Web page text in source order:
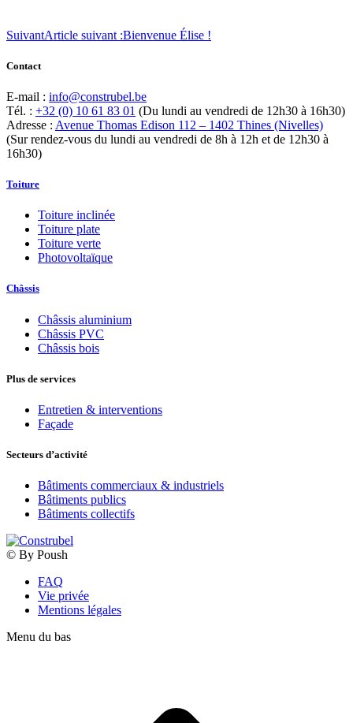
SuivantArticle suivant :Bienvenue Élise !
Contact
E-mail : info@construbel.be
Tél. : +32 (0) 10 61 83 01 (Du lundi au vendredi de 12h30 à 16h30)
Adresse : Avenue Thomas Edison 112 – 1402 Thines (Nivelles)
(Sur rendez-vous du lundi au vendredi de 8h à 12h et de 12h30 à
16h30)
Toiture
Toiture inclinée
Toiture plate
Toiture verte
Photovoltaïque
Châssis
Châssis aluminium
Châssis PVC
Châssis bois
Plus de services
Entretien & interventions
Façade
Secteurs d’activité
Bâtiments commerciaux & industriels
Bâtiments publics
Bâtiments collectifs
© By Poush
FAQ
Vie privée
Mentions légales
Menu du bas